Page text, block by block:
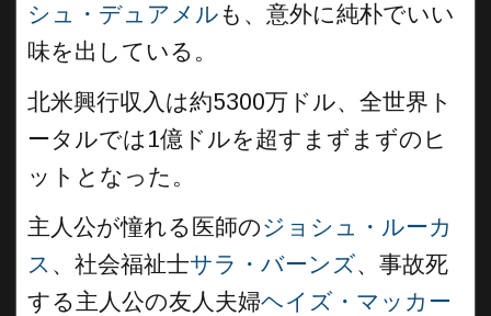
シュ・デュアメル も、意外に純朴でいい
味を出している。
北米興行収入は約5300万ドル、全世界ト
ータルでは1億ドルを超すまずまずのヒ
ットとなった。
主人公が憧れる医師のジョシュ・ルーカ
ス 、社会福祉士サラ・バーンズ、事故死
する主人公の友人夫婦ヘイズ・マッカー